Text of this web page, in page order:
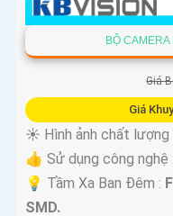
BỘ CAMERA
Giá
Giá
☀️ Hình ảnh chất lượng
👍 Sử dụng công nghệ :
💡 Tầm Xa Ban Đêm :
SMD.